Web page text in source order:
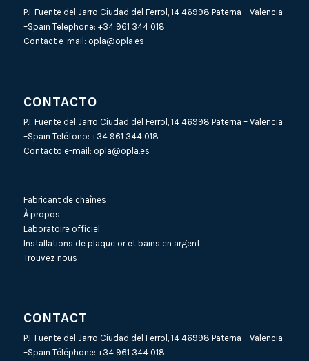
P.I. Fuente del Jarro Ciudad del Ferrol, 14 46998 Paterna – Valencia
–Spain Telephone: +34 961 344 018
Contact e-mail: opla@opla.es
CONTACTO
P.I. Fuente del Jarro Ciudad del Ferrol, 14 46998 Paterna – Valencia
–Spain Teléfono: +34 961 344 018
Contacto e-mail: opla@opla.es
Fabricant de chaînes
À propos
Laboratoire officiel
Installations de plaque or et bains en argent
Trouvez nous
CONTACT
P.I. Fuente del Jarro Ciudad del Ferrol, 14 46998 Paterna – Valencia
–Spain Téléphone: +34 961 344 018